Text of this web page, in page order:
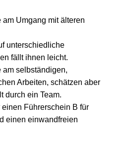
Umgang mit älteren
unterschiedliche
fällt ihnen leicht.
am selbständigen,
Arbeiten, schätzen aber
durch ein Team.
Führerschein B für
einen einwandfreien